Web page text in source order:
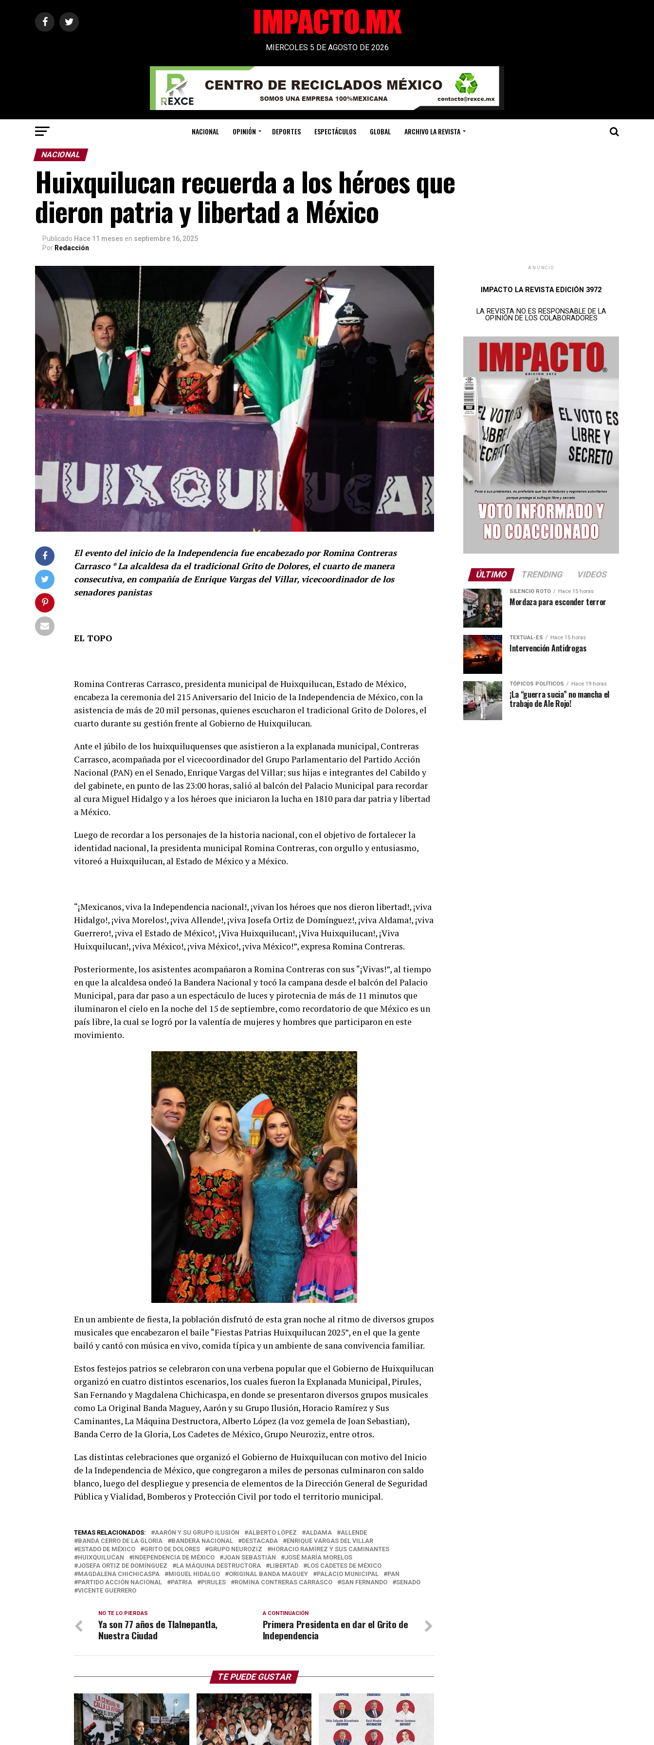
MIERCOLES 5 DE AGOSTO DE 2026
NACIONAL OPINIÓN DEPORTES ESPECTÁCULOS GLOBAL ARCHIVO LA REVISTA
NACIONAL
Huixquilucan recuerda a los héroes que
dieron patria y libertad a México
Publicado Hace 11 meses en septiembre 16, 2025
Por Redacción
El evento del inicio de la Independencia fue encabezado por Romina Contreras
Carrasco * La alcaldesa da el tradicional Grito de Dolores, el cuarto de manera
consecutiva, en compañía de Enrique Vargas del Villar, vicecoordinador de los
senadores panistas
EL TOPO
Romina Contreras Carrasco, presidenta municipal de Huixquilucan, Estado de México,
encabeza la ceremonia del 215 Aniversario del Inicio de la Independencia de México, con la
asistencia de más de 20 mil personas, quienes escucharon el tradicional Grito de Dolores, el
cuarto durante su gestión frente al Gobierno de Huixquilucan.
Ante el júbilo de los huixquiluquenses que asistieron a la explanada municipal, Contreras
Carrasco, acompañada por el vicecoordinador del Grupo Parlamentario del Partido Acción
Nacional (PAN) en el Senado, Enrique Vargas del Villar; sus hijas e integrantes del Cabildo y
del gabinete, en punto de las 23:00 horas, salió al balcón del Palacio Municipal para recordar
al cura Miguel Hidalgo y a los héroes que iniciaron la lucha en 1810 para dar patria y libertad
a México.
Luego de recordar a los personajes de la historia nacional, con el objetivo de fortalecer la
identidad nacional, la presidenta municipal Romina Contreras, con orgullo y entusiasmo,
vitoreó a Huixquilucan, al Estado de México y a México.
“¡Mexicanos, viva la Independencia nacional!, ¡vivan los héroes que nos dieron libertad!, ¡viva
Hidalgo!, ¡viva Morelos!, ¡viva Allende!, ¡viva Josefa Ortiz de Domínguez!, ¡viva Aldama!, ¡viva
Guerrero!, ¡viva el Estado de México!, ¡Viva Huixquilucan!, ¡Viva Huixquilucan!, ¡Viva
Huixquilucan!, ¡viva México!, ¡viva México!, ¡viva México!”, expresa Romina Contreras.
Posteriormente, los asistentes acompañaron a Romina Contreras con sus “¡Vivas!”, al tiempo
en que la alcaldesa ondeó la Bandera Nacional y tocó la campana desde el balcón del Palacio
Municipal, para dar paso a un espectáculo de luces y pirotecnia de más de 11 minutos que
iluminaron el cielo en la noche del 15 de septiembre, como recordatorio de que México es un
país libre, la cual se logró por la valentía de mujeres y hombres que participaron en este
movimiento.
En un ambiente de fiesta, la población disfrutó de esta gran noche al ritmo de diversos grupos
musicales que encabezaron el baile “Fiestas Patrias Huixquilucan 2025”, en el que la gente
bailó y cantó con música en vivo, comida típica y un ambiente de sana convivencia familiar.
Estos festejos patrios se celebraron con una verbena popular que el Gobierno de Huixquilucan
organizó en cuatro distintos escenarios, los cuales fueron la Explanada Municipal, Pirules,
San Fernando y Magdalena Chichicaspa, en donde se presentaron diversos grupos musicales
como La Original Banda Maguey, Aarón y su Grupo Ilusión, Horacio Ramírez y Sus
Caminantes, La Máquina Destructora, Alberto López (la voz gemela de Joan Sebastian),
Banda Cerro de la Gloria, Los Cadetes de México, Grupo Neuroziz, entre otros.
Las distintas celebraciones que organizó el Gobierno de Huixquilucan con motivo del Inicio
de la Independencia de México, que congregaron a miles de personas culminaron con saldo
blanco, luego del despliegue y presencia de elementos de la Dirección General de Seguridad
Pública y Vialidad, Bomberos y Protección Civil por todo el territorio municipal.
TEMAS RELACIONADOS: AARÓN Y SU GRUPO ILUSIÓN ALBERTO LÓPEZ ALDAMA
ALLENDE
BANDA CERRO DE LA GLORIA
BANDERA NACIONAL DESTACADA
ENRIQUE VARGAS DEL VILLAR
ESTADO DE MÉXICO
GRITO DE DOLORES GRUPO NEUROZIZ
HORACIO RAMÍREZ Y SUS CAMINANTES
HUIXQUILUCAN
INDEPENDENCIA DE MÉXICO JOAN SEBASTIAN
JOSÉ MARÍA MORELOS
JOSEFA ORTIZ DE DOMÍNGUEZ
LA MÁQUINA DESTRUCTORA LIBERTAD
LOS CADETES DE MÉXICO
MAGDALENA CHICHICASPA
MIGUEL HIDALGO ORIGINAL BANDA MAGUEY PALACIO MUNICIPAL
PAN
PARTIDO ACCIÓN NACIONAL
PATRIA PIRULES ROMINA CONTRERAS CARRASCO SAN FERNANDO
SENADO
VICENTE GUERRERO
A CONTINUACIÓN
Primera Presidenta en dar el Grito de
Independencia
NO TE LO PIERDAS
Ya son 77 años de Tlalnepantla,
Nuestra Ciudad
TE PUEDE GUSTAR
ANUNCIO
IMPACTO LA REVISTA EDICIÓN 3972
LA REVISTA NO ES RESPONSABLE DE LA
OPINIÓN DE LOS COLABORADORES
ÚLTIMO TRENDING VIDEOS
SILENCIO ROTO Hace 15 horas
Mordaza para esconder terror
TEXTUAL-ES Hace 15 horas
Intervención Antidrogas
TÓPICOS POLÍTICOS Hace 19 horas
¡La “guerra sucia” no mancha el
trabajo de Ale Rojo!